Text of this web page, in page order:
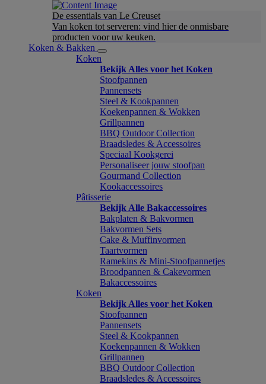
De essentials van Le Creuset
Van koken tot serveren: vind hier de onmisbare
producten voor uw keuken.
Koken & Bakken
Koken
Bekijk Alles voor het Koken
Stoofpannen
Pannensets
Steel & Kookpannen
Koekenpannen & Wokken
Grillpannen
BBQ Outdoor Collection
Braadsledes & Accessoires
Speciaal Kookgerei
Personaliseer jouw stoofpan
Gourmand Collection
Kookaccessoires
Pâtisserie
Bekijk Alle Bakaccessoires
Bakplaten & Bakvormen
Bakvormen Sets
Cake & Muffinvormen
Taartvormen
Ramekins & Mini-Stoofpannetjes
Broodpannen & Cakevormen
Bakaccessoires
Koken
Bekijk Alles voor het Koken
Stoofpannen
Pannensets
Steel & Kookpannen
Koekenpannen & Wokken
Grillpannen
BBQ Outdoor Collection
Braadsledes & Accessoires